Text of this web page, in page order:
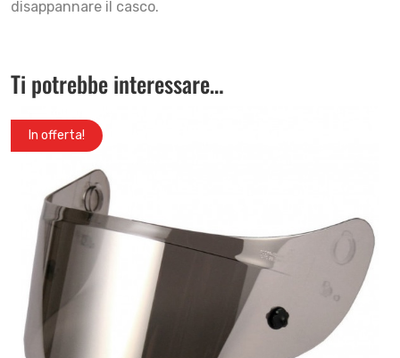
disappannare il casco.
Ti potrebbe interessare…
In offerta!